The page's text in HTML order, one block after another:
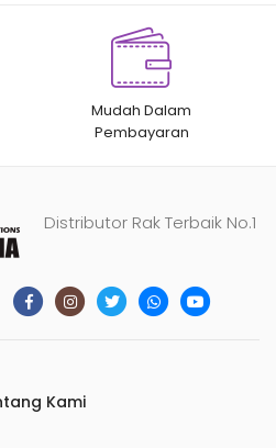
Mudah Dalam
Pembayaran
Distributor Rak Terbaik No.1
Kami